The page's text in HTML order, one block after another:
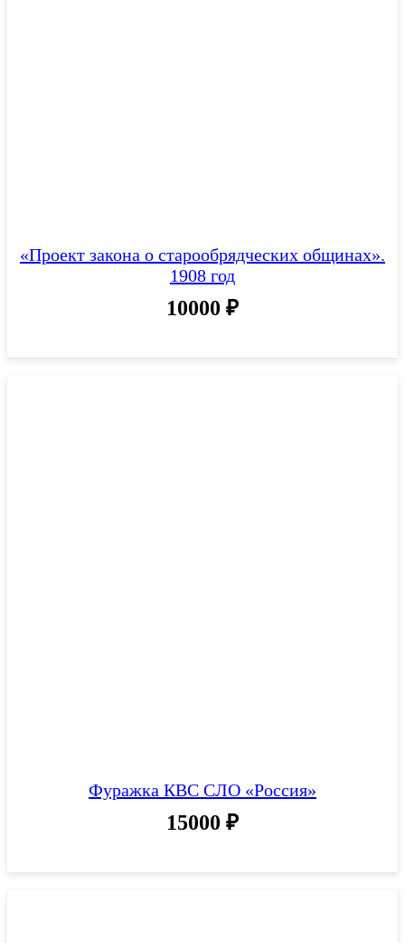
«Проект закона о старообрядческих общинах».
1908 год
10000 ₽
Фуражка КВС СЛО «Россия»
15000 ₽